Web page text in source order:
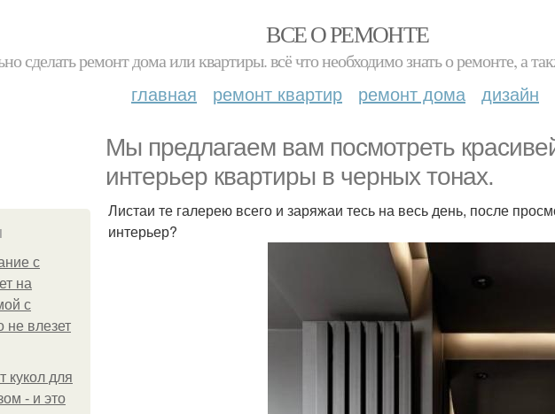
ВСЕ О РЕМОНТЕ
сделать ремонт дома или квартиры. всё что необходимо знать о ремонте, а
главная ремонт квартир ремонт дома дизайн
Мы предлагаем вам посмотреть
интерьер квартиры в черных тонах.
с
на
с
не влезет
кукол для
- и это
Листаи те галерею всего и заряжаи тесь на весь день, после
интерьер?